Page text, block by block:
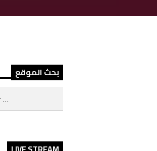
بحث الموقع